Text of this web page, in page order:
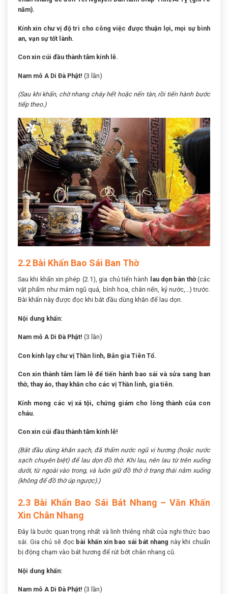
năm).
Kính xin chư vị độ trì cho công việc được thuận lợi, mọi sự bình
an, vạn sự tốt lành.
Con xin cúi đầu thành tâm kính lễ.
Nam mô A Di Đà Phật! (3 lần)
(Sau khi khấn, chờ nhang cháy hết hoặc nến tàn, rồi tiến hành bước
tiếp theo.)
2.2 Bài Khấn Bao Sái Ban Thờ
Sau khi khấn xin phép (2.1), gia chủ tiến hành lau dọn bàn thờ(các
vật phẩm như mâm ngũ quả, bình hoa, chân nến, kỷ nước,…) trước.
Bài khấn này được đọc khi bắt đầu dùng khăn để lau dọn.
Nội dung khấn:
Nam mô A Di Đà Phật! (3 lần)
Con kính lạy chư vị Thần linh, Bản gia Tiên Tổ.
Con xin thành tâm làm lễ để tiến hành bao sái và sửa sang ban
thờ, thay áo, thay khăn cho các vị Thần linh, gia tiên.
Kính mong các vị xá tội, chứng giám cho lòng thành của con
cháu.
Con xin cúi đầu thành tâm kính lễ!
(Bắt đầu dùng khăn sạch, đã thấm nước ngũ vị hương (hoặc nước
sạch chuyên biệt) để lau dọn đồ thờ. Khi lau, nên lau từ trên xuống
dưới, từ ngoài vào trong, và luôn giữ đồ thờ ở trạng thái nằm xuống
(không để đồ thờ úp ngược).)
2.3 Bài Khấn Bao Sái Bát Nhang – Văn Khấn
Xin Chân Nhang
Đây là bước quan trọng nhất và linh thiêng nhất của nghi thức bao
sái. Gia chủ sẽ đọc bài khấn xin bao sái bát nhang này khi chuẩn
bị động chạm vào bát hương để rút bớt chân nhang cũ.
Nội dung khấn:
Nam mô A Di Đà Phật! (3 lần)